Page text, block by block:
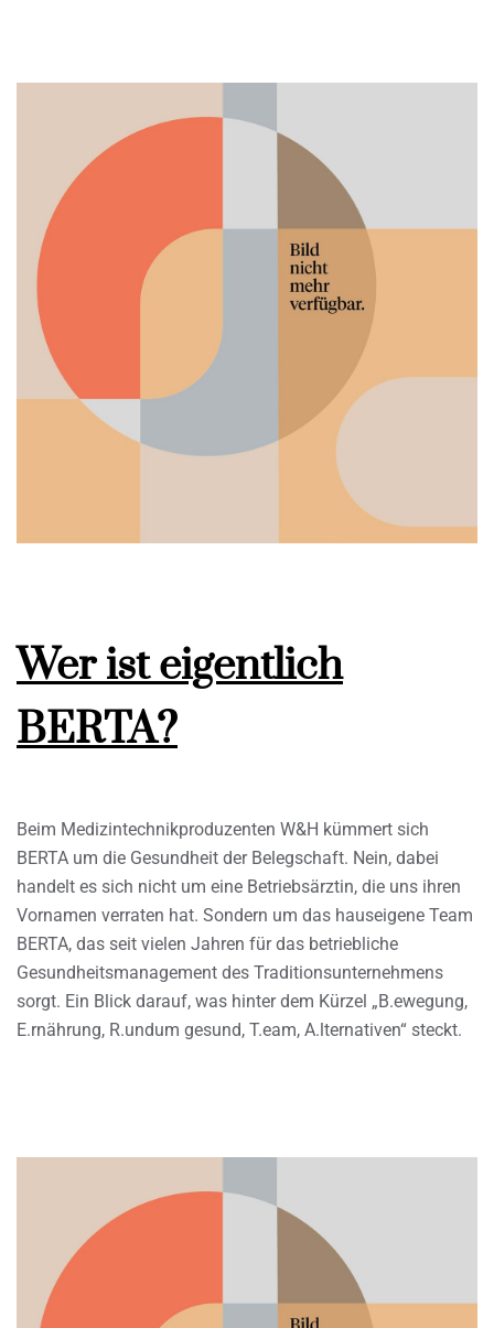
Wer ist eigentlich
BERTA?
Beim Medizintechnikproduzenten W&H kümmert sich
BERTA um die Gesundheit der Belegschaft. Nein, dabei
handelt es sich nicht um eine Betriebsärztin, die uns ihren
Vornamen verraten hat. Sondern um das hauseigene Team
BERTA, das seit vielen Jahren für das betriebliche
Gesundheitsmanagement des Traditionsunternehmens
sorgt. Ein Blick darauf, was hinter dem Kürzel „B.ewegung,
E.rnährung, R.undum gesund, T.eam, A.lternativen“ steckt.